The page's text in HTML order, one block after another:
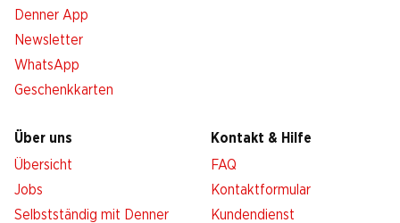
Denner App
Newsletter
WhatsApp
Geschenkkarten
Über uns
Übersicht
Jobs
Selbstständig mit Denner
Kontakt & Hilfe
FAQ
Kontaktformular
Kundendienst